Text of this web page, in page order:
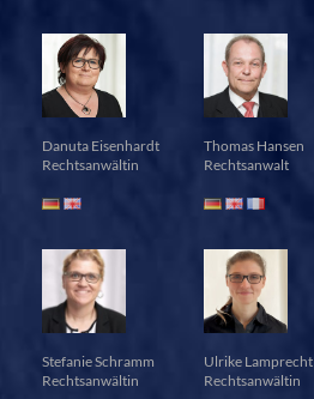
Danuta Eisenhardt
Rechtsanwältin
Thomas Hansen
Rechtsanwalt
Stefanie Schramm
Rechtsanwältin
Ulrike Lamprecht
Rechtsanwältin